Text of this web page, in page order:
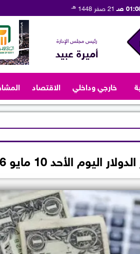
صـ 21 صفر 1448 هـ
رئيس مجلس الإدارة
أميرة عبيد
خارجي وداخلي الاقتصاد
الأحد 10 مايو 2026 مقابل الجنيه المصري